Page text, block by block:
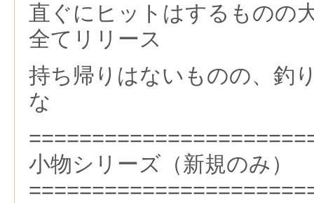
直ぐにヒットはするものの
全てリリース
持ち帰りはないものの、釣
な
小物シリーズ（新規のみ）